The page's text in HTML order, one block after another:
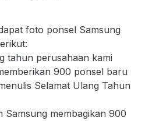
foto ponsel Samsung
tahun perusahaan kami
900 ponsel baru
Selamat Ulang Tahun
Samsung membagikan 900